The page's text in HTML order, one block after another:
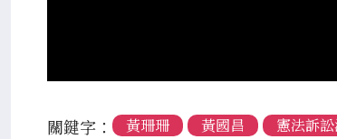
關鍵字： 黃珊珊 黃國昌 憲法訴